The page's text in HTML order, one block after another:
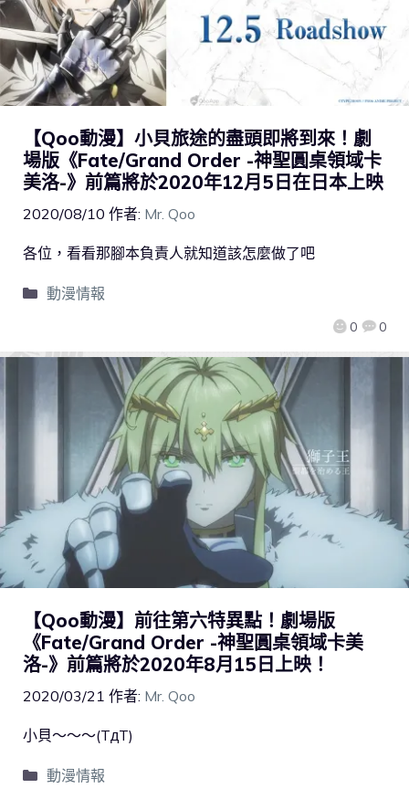
【Qoo動漫】小貝旅途的盡頭即將到來！劇
場版《Fate/Grand Order -神聖圓桌領域卡
美洛-》前篇將於2020年12月5日在日本上映
2020/08/10 作者: Mr. Qoo
0 0
各位，看看那腳本負責人就知道該怎麼做了吧
動漫情報
【Qoo動漫】前往第六特異點！劇場版
《Fate/Grand Order -神聖圓桌領域卡美
洛-》前篇將於2020年8月15日上映！
2020/03/21 作者: Mr. Qoo
小貝～～～(TдT)
動漫情報